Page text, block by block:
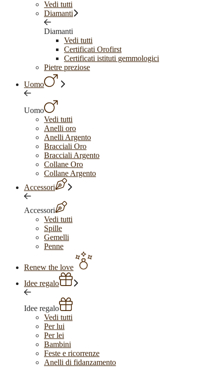
Vedi tutti
Diamanti
Diamanti
Vedi tutti
Certificati Orofirst
Certificati istituti gemmologici
Pietre preziose
Uomo
Uomo
Vedi tutti
Anelli oro
Anelli Argento
Bracciali Oro
Bracciali Argento
Collane Oro
Collane Argento
Accessori
Accessori
Vedi tutti
Spille
Gemelli
Penne
Renew the love
Idee regalo
Idee regalo
Vedi tutti
Per lui
Per lei
Bambini
Feste e ricorrenze
Anelli di fidanzamento